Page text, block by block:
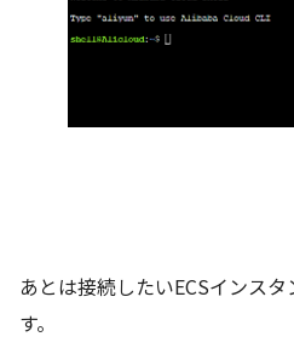
あとは接続したいECSインス
す。